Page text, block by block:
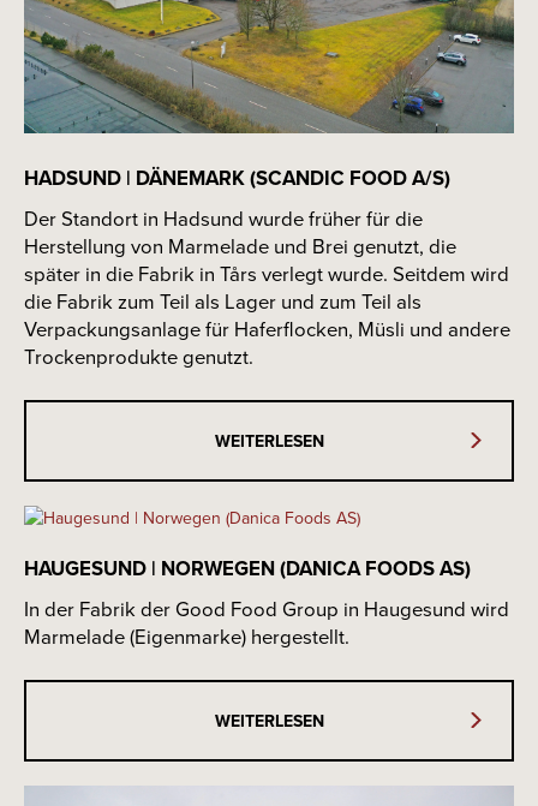
HADSUND | DÄNEMARK (SCANDIC FOOD A/S)
Der Standort in Hadsund wurde früher für die
Herstellung von Marmelade und Brei genutzt, die
später in die Fabrik in Tårs verlegt wurde. Seitdem wird
die Fabrik zum Teil als Lager und zum Teil als
Verpackungsanlage für Haferflocken, Müsli und andere
Trockenprodukte genutzt.
WEITERLESEN
HAUGESUND | NORWEGEN (DANICA FOODS AS)
In der Fabrik der Good Food Group in Haugesund wird
Marmelade (Eigenmarke) hergestellt.
WEITERLESEN